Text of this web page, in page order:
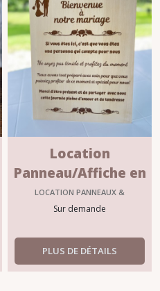
Location
Panneau/Affiche en
bois
"remerciements M3
LOCATION PANNEAUX &
SIGNALITIQUE MARIAGE
Sur demande
PLUS DE DÉTAILS